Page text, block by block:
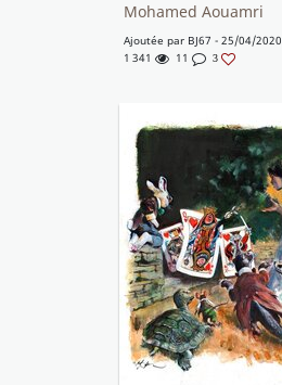
Mohamed Aouamri
Ajoutée par BJ67 - 25/04/2020
1 341
11 3